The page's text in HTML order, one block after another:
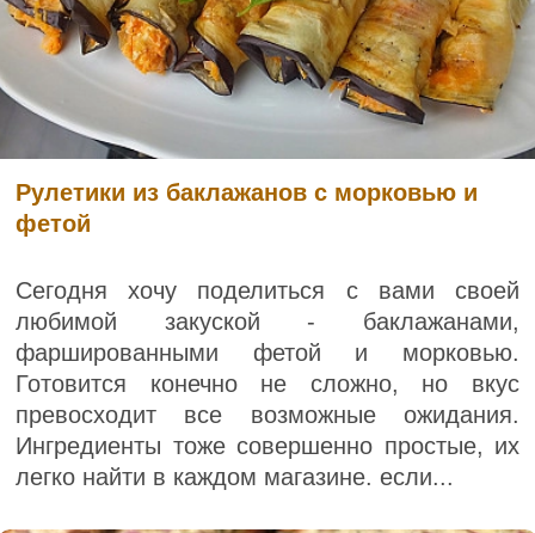
Рулетики из баклажанов с морковью и
фетой
Сегодня хочу поделиться с вами своей
любимой закуской - баклажанами,
фаршированными фетой и морковью.
Готовится конечно не сложно, но вкус
превосходит все возможные ожидания.
Ингредиенты тоже совершенно простые, их
легко найти в каждом магазине. если...